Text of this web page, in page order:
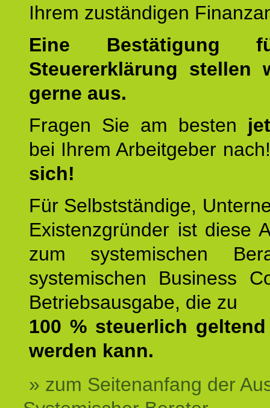
Ihrem zuständigen
Eine Bestätigung
Steuererklärung stellen
gerne aus.
Fragen Sie am besten
bei Ihrem Arbeitgeber
sich!
Für Selbstständige,
Existenzgründer ist diese
zum systemischen
systemischen Business
Betriebsausgabe, die zu
100 % steuerlich
werden kann.
» zum Seitenanfang der